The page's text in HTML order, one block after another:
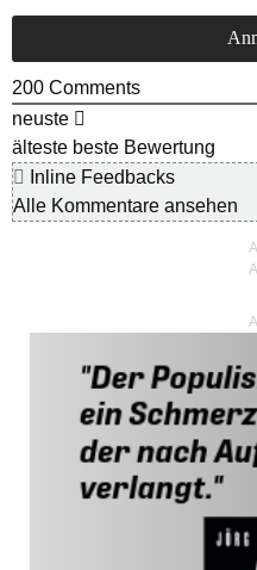
200 Comments
neuste
älteste beste Bewertung
Inline Feedbacks
Alle Kommentare ansehen